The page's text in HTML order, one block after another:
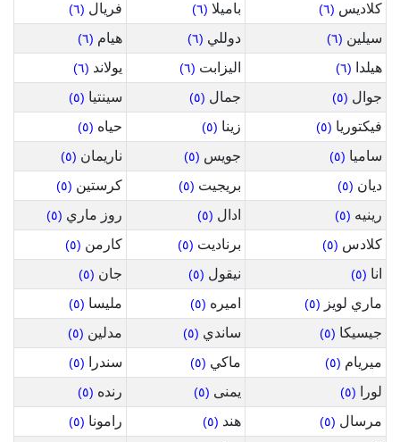
كلاديس (٦) باميلا (٦) فريال (٦)
سيلين (٦) دوللي (٦) هيام (٦)
هيلدا (٦) اليزابت (٦) يولاند (٦)
جوال (٥) جمال (٥) سينتيا (٥)
فيكتوريا (٥) زينا (٥) حياه (٥)
ساميا (٥) جويس (٥) ناريمان (٥)
ديان (٥) بريجيت (٥) كرستين (٥)
رينيه (٥) ادال (٥) روز ماري (٥)
كلادس (٥) برناديت (٥) كارمن (٥)
انا (٥) نيقول (٥) جان (٥)
ماري لويز (٥) اميره (٥) مليسا (٥)
جيسيكا (٥) ساندي (٥) مدلين (٥)
ميريام (٥) ماكي (٥) سندرا (٥)
لورا (٥) يمنى (٥) رنده (٥)
مرسال (٥) هند (٥) رامونا (٥)